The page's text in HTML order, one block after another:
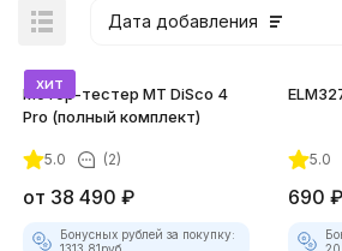
Дата добавления
хит
Мотор-тестер MT DiSco 4
Pro (полный комплект)
5.0 (2)
от 38 490 ₽
Бонусных рублей за покупку:
5.0
690 ₽